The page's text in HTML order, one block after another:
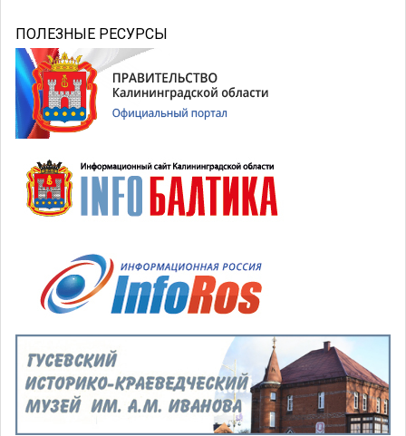
ПОЛЕЗНЫЕ РЕСУРСЫ